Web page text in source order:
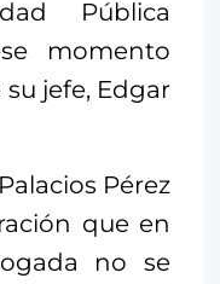
Pública
momento
jefe, Edgar
Pérez
que en
no se